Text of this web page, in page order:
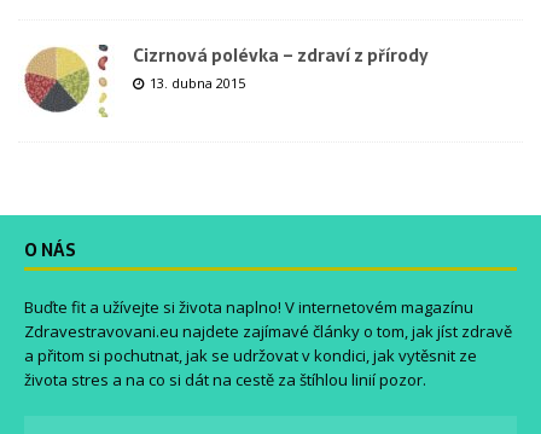
Cizrnová polévka – zdraví z přírody
13. dubna 2015
O NÁS
Buďte fit a užívejte si života naplno! V internetovém magazínu
Zdravestravovani.eu najdete zajímavé články o tom, jak jíst zdravě
a přitom si pochutnat, jak se udržovat v kondici, jak vytěsnit ze
života stres a na co si dát na cestě za štíhlou linií pozor.